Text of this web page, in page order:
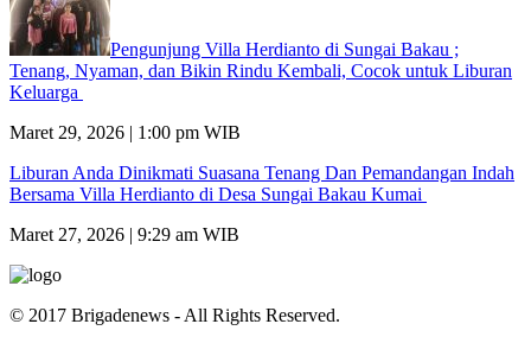
Pengunjung Villa Herdianto di Sungai Bakau ;
Tenang, Nyaman, dan Bikin Rindu Kembali, Cocok untuk Liburan
Keluarga
Maret 29, 2026 | 1:00 pm WIB
Liburan Anda Dinikmati Suasana Tenang Dan Pemandangan Indah
Bersama Villa Herdianto di Desa Sungai Bakau Kumai
Maret 27, 2026 | 9:29 am WIB
© 2017 Brigadenews - All Rights Reserved.